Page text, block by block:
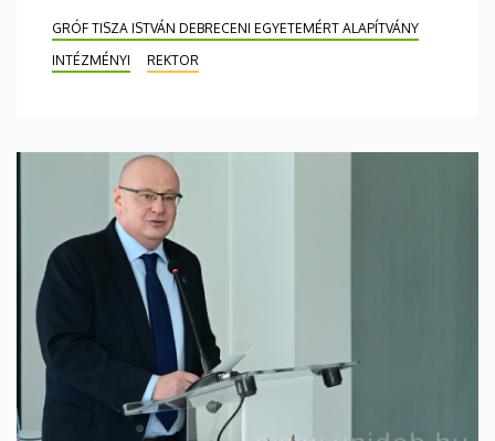
GRÓF TISZA ISTVÁN DEBRECENI EGYETEMÉRT ALAPÍTVÁNY
INTÉZMÉNYI
REKTOR